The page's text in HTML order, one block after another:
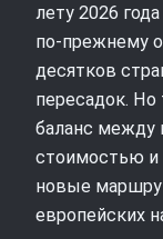
лету 2026
по-прежнему
десятков
пересадок.
баланс между
стоимостью и
новые
европейских